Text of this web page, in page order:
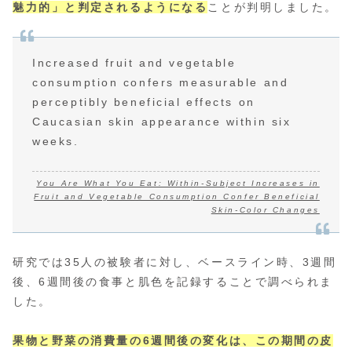
魅力的」と判定されるようになる ことが判明しました。
Increased fruit and vegetable
consumption confers measurable and
perceptibly beneficial effects on
Caucasian skin appearance within six
weeks.
You Are What You Eat: Within-Subject Increases in
Fruit and Vegetable Consumption Confer Beneficial
Skin-Color Changes
研究では35人の被験者に対し、ベースライン時、3週間
後、6週間後の食事と肌色を記録することで調べられま
した。
果物と野菜の消費量の6週間後の変化は、この期間の皮